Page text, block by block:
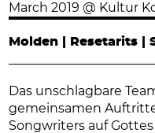
Molden | Resetarits |
Das unschlagbare
gemeinsamen
Songwriters auf